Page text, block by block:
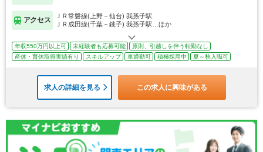
アクセス
ＪＲ常磐線(上野－仙台) 我孫子駅
ＪＲ成田線(千葉－銚子) 我孫子駅…ほか
年収550万円以上可 未経験者も応募可能
原則、引越しを伴う転勤なし
産休・育休取得実績有り
スキルアップ 車通勤可 積極採用中 夏～秋入職可
求人の詳細を見る この求人に興味がある